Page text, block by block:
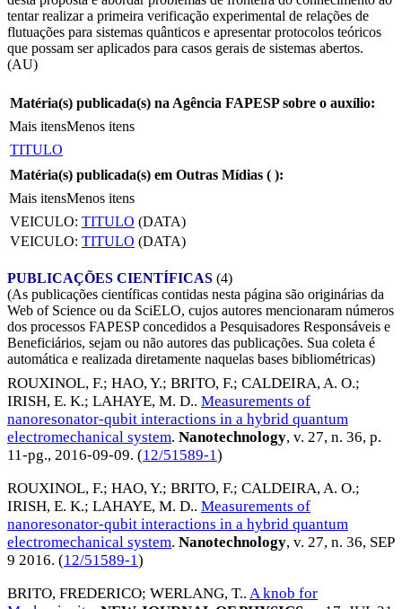
tentar realizar a primeira verificação experimental de relações de
flutuações para sistemas quânticos e apresentar protocolos teóricos
que possam ser aplicados para casos gerais de sistemas abertos.
(AU)
Matéria(s) publicada(s) na Agência FAPESP sobre o auxílio:
Mais itensMenos itens
TITULO
Matéria(s) publicada(s) em Outras Mídias ( ):
Mais itensMenos itens
VEICULO: TITULO (DATA)
VEICULO: TITULO (DATA)
PUBLICAÇÕES CIENTÍFICAS (4)
(As publicações científicas contidas nesta página são originárias da
Web of Science ou da SciELO, cujos autores mencionaram números
dos processos FAPESP concedidos a Pesquisadores Responsáveis e
Beneficiários, sejam ou não autores das publicações. Sua coleta é
automática e realizada diretamente naquelas bases bibliométricas)
ROUXINOL, F.; HAO, Y.; BRITO, F.; CALDEIRA, A. O.;
IRISH, E. K.; LAHAYE, M. D.. Measurements of
nanoresonator-qubit interactions in a hybrid quantum
electromechanical system. Nanotechnology, v. 27, n. 36, p.
11-pg., 2016-09-09. (12/51589-1)
ROUXINOL, F.; HAO, Y.; BRITO, F.; CALDEIRA, A. O.;
IRISH, E. K.; LAHAYE, M. D.. Measurements of
nanoresonator-qubit interactions in a hybrid quantum
electromechanical system. Nanotechnology, v. 27, n. 36, SEP
9 2016. (12/51589-1)
BRITO, FREDERICO; WERLANG, T.. A knob for